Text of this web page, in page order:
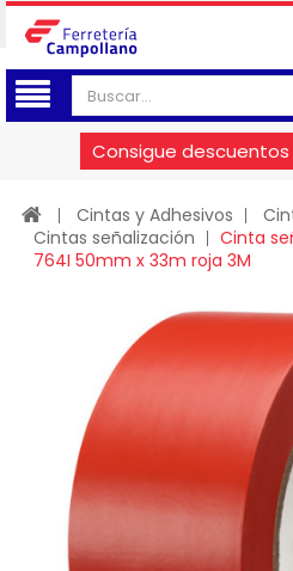
Consigue
Cintas y Adhesivos
Cintas señalización
Cinta
764I 50mm x 33m roja 3M